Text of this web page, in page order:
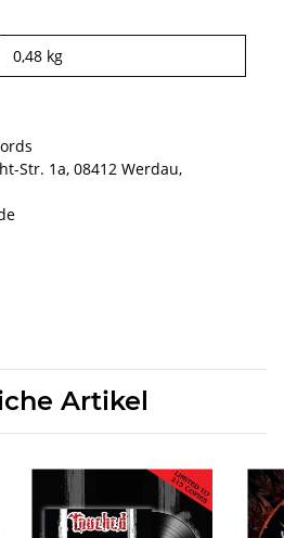
0,48 kg
Str. 1a, 08412 Werdau,
Artikel